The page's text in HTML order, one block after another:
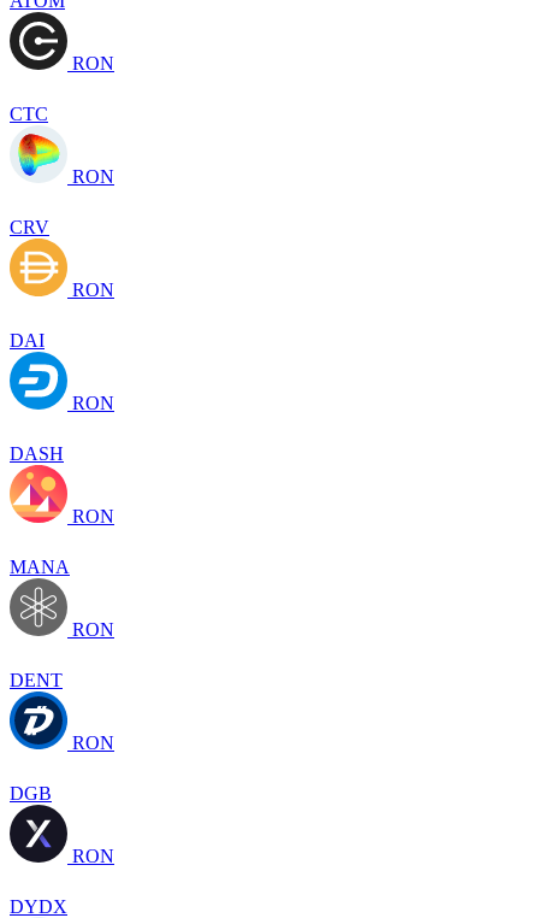
RON
CTC
RON
CRV
RON
DAI
RON
DASH
RON
MANA
RON
DENT
RON
DGB
RON
DYDX